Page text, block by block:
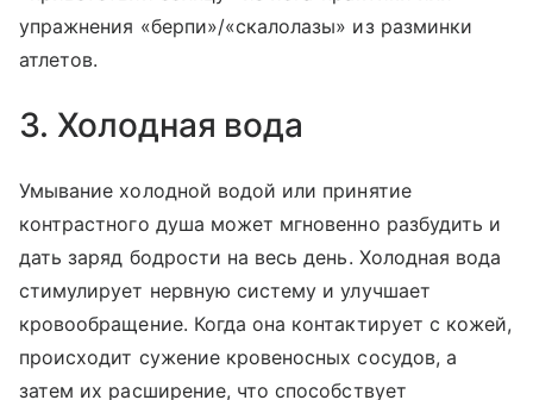
упражнения «берпи»/«скалолазы» из разминки
атлетов.
3. Холодная вода
Умывание холодной водой или принятие
контрастного душа может мгновенно разбудить и
дать заряд бодрости на весь день. Холодная вода
стимулирует нервную систему и улучшает
кровообращение. Когда она контактирует с кожей,
происходит сужение кровеносных сосудов, а
затем их расширение, что способствует